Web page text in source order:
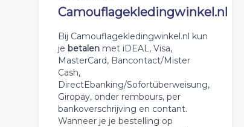
Camouflagekledingwinkel.nl
Bij Camouflagekledingwinkel.nl kun
je betalen met iDEAL, Visa,
MasterCard, Bancontact/Mister
Cash,
DirectEbanking/Sofortüberweisung,
Giropay, onder rembours, per
bankoverschrijving en contant.
Wanneer je je bestelling op